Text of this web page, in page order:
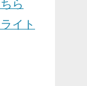
ら
イト